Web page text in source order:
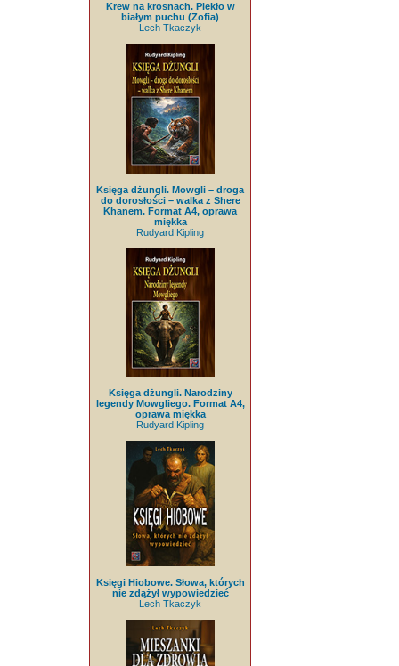
Krew na krosnach. Piekło w
białym puchu (Zofia)
Lech Tkaczyk
Księga dżungli. Mowgli – droga
do dorosłości – walka z Shere
Khanem. Format A4, oprawa
miękka
Rudyard Kipling
Księga dżungli. Narodziny
legendy Mowgliego. Format A4,
oprawa miękka
Rudyard Kipling
Księgi Hiobowe. Słowa, których
nie zdążył wypowiedzieć
Lech Tkaczyk